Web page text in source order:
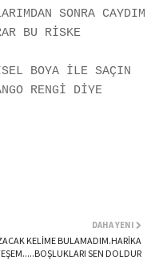
SONRA CAYDIM
BU RİSKE
BOYA İLE SAÇIN
RENGİ DİYE
DAHA YENI
KELİME BULAMADIM.HARİKA
SEN DOLDUR